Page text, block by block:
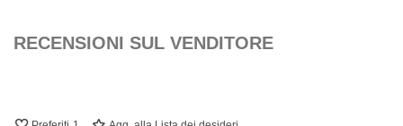
RECENSIONI SUL VENDITORE